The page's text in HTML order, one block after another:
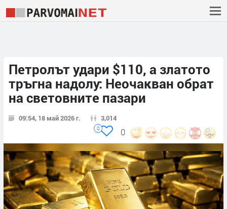
Петролът удари $110, а златото
тръгна надолу: Неочакван обрат
на световните пазари
09:54, 18 май 2026 г. 3,014
0
0